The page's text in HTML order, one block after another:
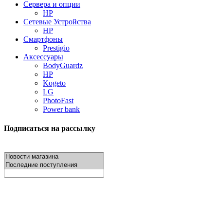
Сервера и опции
HP
Сетевые Устройства
HP
Смартфоны
Prestigio
Аксессуары
BodyGuardz
HP
Kogeto
LG
PhotoFast
Power bank
Подписаться на рассылку